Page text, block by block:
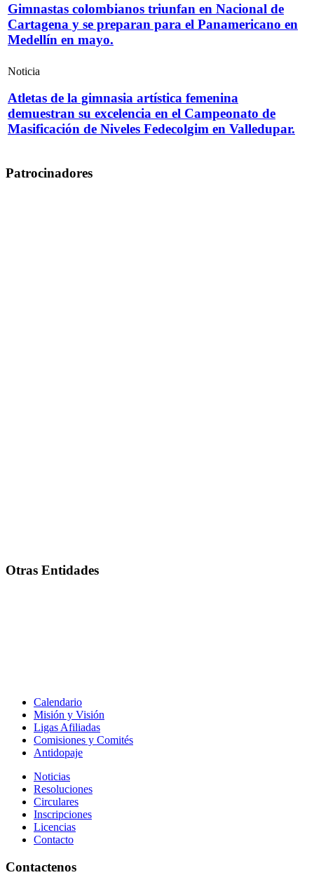
Gimnastas colombianos triunfan en Nacional de
Cartagena y se preparan para el Panamericano en
Medellín en mayo.
Noticia
Atletas de la gimnasia artística femenina
demuestran su excelencia en el Campeonato de
Masificación de Niveles Fedecolgim en Valledupar.
Patrocinadores
Otras Entidades
Calendario
Misión y Visión
Ligas Afiliadas
Comisiones y Comités
Antidopaje
Noticias
Resoluciones
Circulares
Inscripciones
Licencias
Contacto
Contactenos